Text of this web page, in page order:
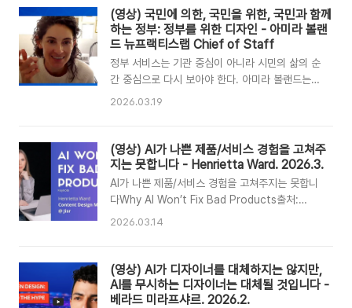
활동이 되어야 한다고 결론짓습니다. 생명을 위한
디자인, 현재 존재하는 50가지 직업원본..
모델을 구축하는 과정을 보여줍니다. 서비스디자
인은 단순한 아이디어 창출을 넘어, 데이터 인프라
와 지역 공동체의 신뢰를 바탕으로 지속 가능한 관
광 생태계를 만드는 구심점 역할을 해야 합니다.마
우로 루이스 고취 (Dr. Mauro Luis Gotsch) 그
디자인 전문가마우로 루이스 고취 박사는 장크트
에서 경영학 박사 학위를 취득했습니다. 데이터 과
학적 통찰과 디..
(영상) 국민에 의한, 국민을 위한, 국민과 함께
하는 정부: 정부를 위한 디자인 - 아미라 볼랜
드 뉴프랙티스랩 Chief of Staff
정부 서비스는 기관 중심이 아니라 시민의 삶의 순
간 중심으로 다시 보아야 한다. 아미라 볼랜드는
출산, 재난, 은퇴, 전역 같은 상황에서 시민이 여러
스디자인, 시스템디자인을 결합해 공공서비스의
전달 과정을 단순화하고, 신뢰를 높이며, 실제 성
과를 측정하는 방법을 설명한다. 좋은 정책만으로
는 충분하지 않으며, 시민이 실제로 체감하는 실행
민에 의한, 국민을 위한, 국민과 함께하는 정부 –
People, With the People – Design for
Government 아미라 볼랜드 Amira Boland..
2026.03.19
(영상) AI가 나쁜 제품/서비스 경험을 고쳐주
지는 못합니다 - Henrietta Ward. 2026.3.
AI가 나쁜 제품/서비스 경험을 고쳐주지는 못합니
다Why AI Won’t Fix Bad Products출처:
DesignOps MENA (2026. 3. 8.)발표자:
si=FU9FvO6t2qHM3WIf 번역 : 제미나이 (오
역, 생략이 있을 수 있습니다. 원본을 봐주세요)헤
리에타 워드 (Henrietta Ward)Jisr (사우디
2026.03.14
(영상) AI가 디자이너를 대체하지는 않지만,
AI를 무시하는 디자이너는 대체될 것입니다 -
베라드 미라프샤르. 2026.2.